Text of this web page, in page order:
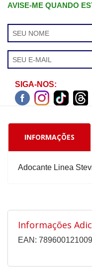
AVISE-ME QUANDO
SIGA-NOS:
INFORMAÇÕES
Adocante Linea
Informações
EAN: